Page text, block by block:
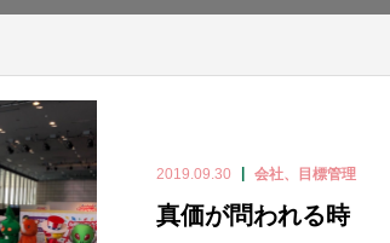
2019.09.30 会社、目標管理
真価が問われる時